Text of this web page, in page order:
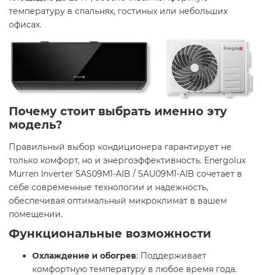
температуру в спальнях, гостиных или небольших
офисах.​
Почему стоит выбрать именно эту
модель?
Правильный выбор кондиционера гарантирует не
только комфорт, но и энергоэффективность. Energolux
Murren Inverter SAS09M1-AIB / SAU09M1-AIB сочетает в
себе современные технологии и надежность,
обеспечивая оптимальный микроклимат в вашем
помещении.​
Функциональные возможности
Охлаждение и обогрев: Поддерживает
комфортную температуру в любое время года.​